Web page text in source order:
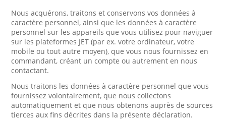
Nous acquérons, traitons et conservons vos données à
caractère personnel, ainsi que les données à caractère
personnel sur les appareils que vous utilisez pour naviguer
sur les plateformes JET (par ex. votre ordinateur, votre
mobile ou tout autre moyen), que vous nous fournissez en
commandant, créant un compte ou autrement en nous
contactant.
Nous traitons les données à caractère personnel que vous
fournissez volontairement, que nous collectons
automatiquement et que nous obtenons auprès de sources
tierces aux fins décrites dans la présente déclaration.